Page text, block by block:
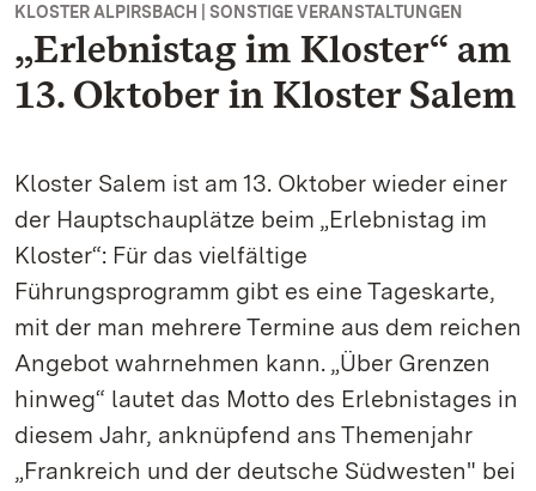
KLOSTER ALPIRSBACH | SONSTIGE VERANSTALTUNGEN
„Erlebnistag im Kloster“ am
13. Oktober in Kloster Salem
Kloster Salem ist am 13. Oktober wieder einer
der Hauptschauplätze beim „Erlebnistag im
Kloster“: Für das vielfältige
Führungsprogramm gibt es eine Tageskarte,
mit der man mehrere Termine aus dem reichen
Angebot wahrnehmen kann. „Über Grenzen
hinweg“ lautet das Motto des Erlebnistages in
diesem Jahr, anknüpfend ans Themenjahr
„Frankreich und der deutsche Südwesten" bei